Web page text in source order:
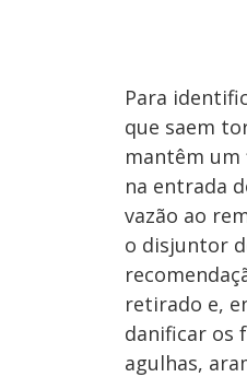
Para
que saem
mantêm
na entrada
vazão ao
o disjuntor
retirado e,
danificar os
agulhas,